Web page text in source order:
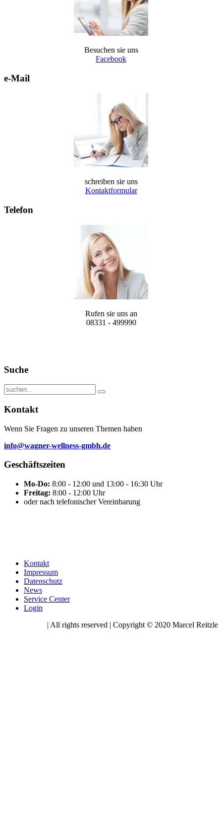
Besuchen sie uns
Facebook
e-Mail
schreiben sie uns
Kontaktformular
Telefon
Rufen sie uns an
08331 - 499990
Suche
Kontakt
Wenn Sie Fragen zu unseren Themen haben
info@wagner-wellness-gmbh.de
Geschäftszeiten
Mo-Do: 8:00 - 12:00 und 13:00 - 16:30 Uhr
Freitag: 8:00 - 12:00 Uhr
oder nach telefonischer Vereinbarung
Kontakt
Impressum
Datenschutz
News
Service Center
Login
| All rights reserved | Copyright © 2020 Marcel Reitzle